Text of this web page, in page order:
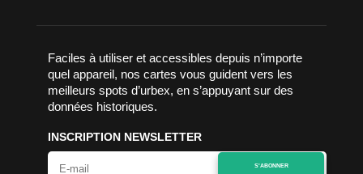
Faciles à utiliser et accessibles depuis n’importe
quel appareil, nos cartes vous guident vers les
meilleurs spots d’urbex, en s’appuyant sur des
données historiques.
INSCRIPTION NEWSLETTER
S'ABONNER